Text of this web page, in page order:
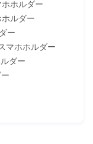
ホルダー
ルダー
ー
マホホルダー
ダー